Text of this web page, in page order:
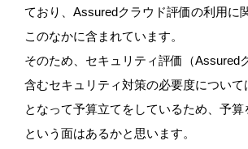
ており、Assuredクラウド評価の利用に
このなかに含まれています。
そのため、セキュリティ評価（Assured
含むセキュリティ対策の必要度につい
となって予算立てをしているため、予算
という面はあるかと思います。